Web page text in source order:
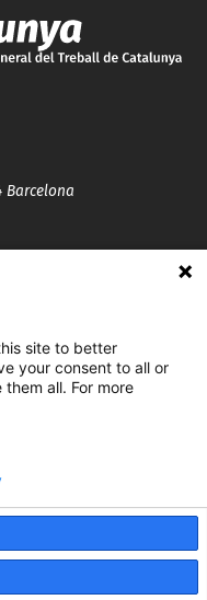
Barcelona
site to better
your consent to all or
all. For more